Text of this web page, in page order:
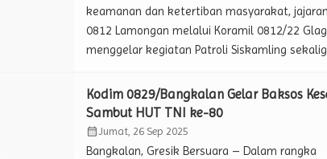
keamanan dan ketertiban masyarakat,
0812 Lamongan melalui Koramil 0812/22
menggelar kegiatan Patroli Siskamling
(21/9/2029). Kegiatan ini melibatkan sinergi
Ansor, Banser, serta tokoh agama dan
Patroli dipimpin langsung oleh Batih Tuud dan
bersama tokoh masyarakat setempat.
Kodim 0829/Bangkalan Gelar Baksos
Sambut HUT TNI ke-80
calendar_monthJumat, 26 Sep 2025
Bangkalan, Gresik Bersuara – Dalam rangka